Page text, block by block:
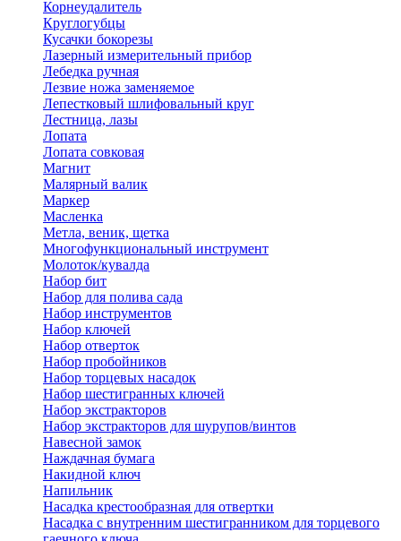
Корнеудалитель
Круглогубцы
Кусачки бокорезы
Лазерный измерительный прибор
Лебедка ручная
Лезвие ножа заменяемое
Лепестковый шлифовальный круг
Лестница, лазы
Лопата
Лопата совковая
Магнит
Малярный валик
Маркер
Масленка
Метла, веник, щетка
Многофункциональный инструмент
Молоток/кувалда
Набор бит
Набор для полива сада
Набор инструментов
Набор ключей
Набор отверток
Набор пробойников
Набор торцевых насадок
Набор шестигранных ключей
Набор экстракторов
Набор экстракторов для шурупов/винтов
Навесной замок
Наждачная бумага
Накидной ключ
Напильник
Насадка крестообразная для отвертки
Насадка с внутренним шестигранником для торцевого